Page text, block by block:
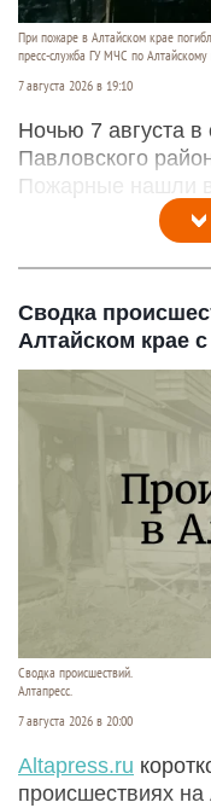
При пожаре в Алтайском крае
пресс-служба ГУ МЧС по
7 августа 2026 в 19:10
Ночью 7 августа
Павловского
Пожарные нашли
Сводка
Алтайском крае
Сводка происшествий.
Алтапресс.
7 августа 2026 в 20:00
Аltapress.ru
происшествиях